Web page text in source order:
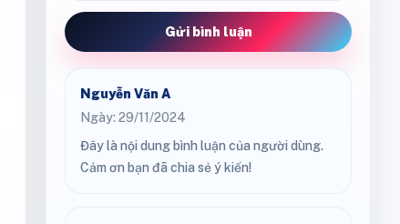
Gửi bình luận
Nguyễn Văn A
Ngày: 29/11/2024
Đây là nội dung bình luận của người dùng.
Cảm ơn bạn đã chia sẻ ý kiến!